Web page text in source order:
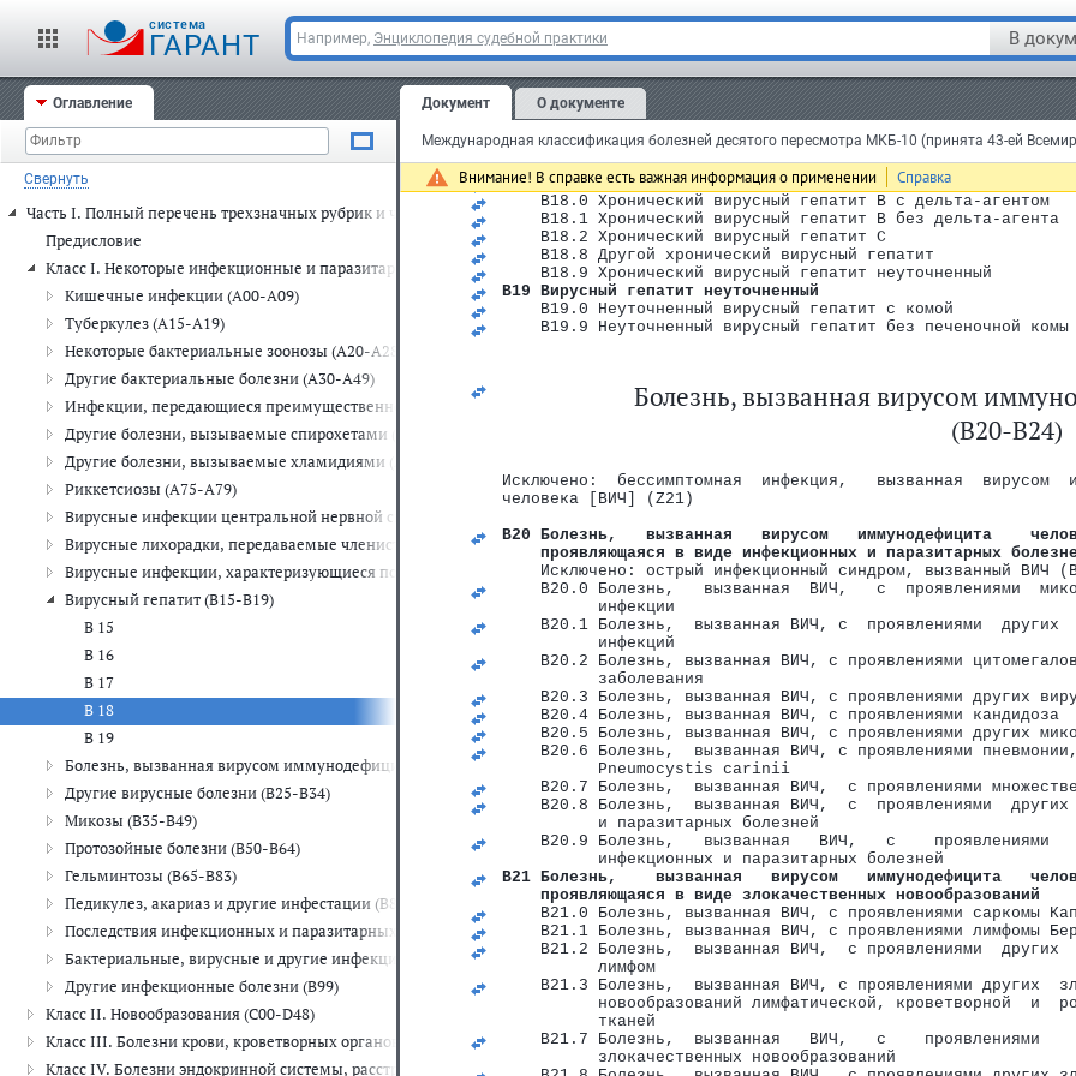
cистема
ГАРАНТ Например, Энциклопедия судебной практики В
Оглавление
Свернуть
Часть I. Полный перечень трехзначных рубрик и четырехзначных подрубрик
Предисловие
Класс I. Некоторые инфекционные и паразитарные болезни (A00-B99)
Кишечные инфекции (A00-A09)
Туберкулез (A15-A19)
Некоторые бактериальные зоонозы (A20-A28)
Другие бактериальные болезни (A30-A49)
Инфекции, передающиеся преимущественно половым путем (A50-A64)
Другие болезни, вызываемые спирохетами (A65-A69)
Другие болезни, вызываемые хламидиями (A70-A74)
Риккетсиозы (A75-A79)
Вирусные инфекции центральной нервной системы (A80-A89)
Вирусные лихорадки, передаваемые членистоногими, и вирусные геморрагические лихорадки (A90-A99)
Вирусные инфекции, характеризующиеся поражениями кожи и слизистых оболочек (B00-B09)
Вирусный гепатит (B15-B19)
В 15
В 16
В 17
В 18
В 19
Болезнь, вызванная вирусом иммунодефицита человека [ВИЧ] (B20-B24)
Другие вирусные болезни (B25-B34)
Микозы (B35-B49)
Протозойные болезни (B50-B64)
Гельминтозы (B65-B83)
Педикулез, акариаз и другие инфестации (B85-B89)
Последствия инфекционных и паразитарных болезней (B90-B94)
Бактериальные, вирусные и другие инфекционные агенты (B95-B97)
Другие инфекционные болезни (B99)
Класс II. Новообразования (C00-D48)
Класс III. Болезни крови, кроветворных органов и отдельные нарушения, вовлекающие иммунный механизм (D50-D89)
Класс IV. Болезни эндокринной системы, расстройства питания и нарушения обмена веществ (E00-E90)
Документ О документе
Международная классификация болезней десятого пересмотра МКБ-10 (принята 43-ей
Внимание! В справке есть важная информация о применении Справка
B16.1 Острый гепатит B с дельта-агентом (коинфекция)
          комы
B16.2 Острый гепатит B без дельта-агента с печеночной
B16.9 Острый гепатит B без дельта-агента и без
B17 Другие острые вирусные гепатиты
B17.0 Острая дельта-(супер)-инфекция вирусоносителя
    B17.1 Острый гепатит C
    B17.2 Острый гепатит E
    B17.8 Другие уточненные острые вирусные гепатиты
B18 Хронический вирусный гепатит
    B18.0 Хронический вирусный гепатит B с дельта-агентом
    B18.1 Хронический вирусный гепатит B без дельта-агента
    B18.2 Хронический вирусный гепатит C
    B18.8 Другой хронический вирусный гепатит
    B18.9 Хронический вирусный гепатит неуточненный
B19 Вирусный гепатит неуточненный
    B19.0 Неуточненный вирусный гепатит с комой
    B19.9 Неуточненный вирусный гепатит без печеночной комы
Болезнь, вызванная вирусом
(B20-B24)
Исключено:  бессимптомная  инфекция,   вызванная  вирусом
человека [ВИЧ] (Z21)
B20 Болезнь,   вызванная   вирусом   иммунодефицита
проявляющаяся в виде инфекционных и паразитарных
Исключено: острый инфекционный синдром, вызванный ВИЧ
B20.0 Болезнь,   вызванная  ВИЧ,   с  проявлениями
          инфекции
B20.1 Болезнь,  вызванная ВИЧ, с  проявлениями  других
          инфекций
B20.2 Болезнь, вызванная ВИЧ, с проявлениями
          заболевания
B20.3 Болезнь, вызванная ВИЧ, с проявлениями других
    B20.4 Болезнь, вызванная ВИЧ, с проявлениями кандидоза
B20.5 Болезнь, вызванная ВИЧ, с проявлениями других
B20.6 Болезнь,  вызванная ВИЧ, с проявлениями
          Pneumocystis carinii
B20.7 Болезнь,  вызванная ВИЧ,  с проявлениями
B20.8 Болезнь,  вызванная ВИЧ,  с  проявлениями  других
          и паразитарных болезней
B20.9 Болезнь,   вызванная   ВИЧ,   с    проявлениями
          инфекционных и паразитарных болезней
B21 Болезнь,    вызванная   вирусом   иммунодефицита
проявляющаяся в виде злокачественных новообразований
B21.0 Болезнь, вызванная ВИЧ, с проявлениями саркомы
B21.1 Болезнь, вызванная ВИЧ, с проявлениями лимфомы
B21.2 Болезнь,  вызванная ВИЧ,  с проявлениями  других
          лимфом
B21.3 Болезнь,  вызванная ВИЧ, с проявлениями других
новообразований лимфатической, кроветворной  и
          тканей
B21.7 Болезнь,  вызванная   ВИЧ,   с    проявлениями
          злокачественных новообразований